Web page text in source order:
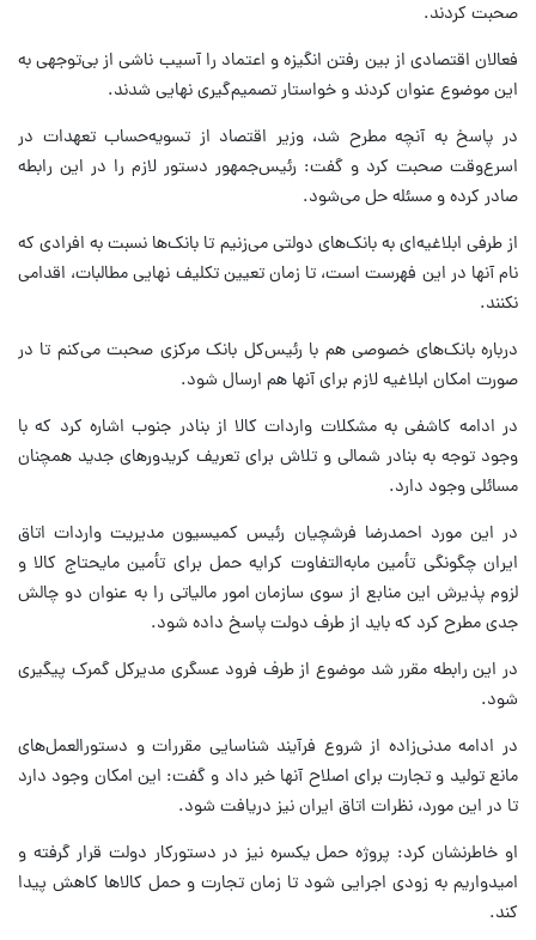
صحبت کردند.
فعالان اقتصادی از بین رفتن انگیزه و اعتماد را آسیب ناشی از بی‌توجهی به
این موضوع عنوان کردند و خواستار تصمیم‌گیری نهایی شدند.
در پاسخ به آنچه مطرح شد، وزیر اقتصاد از تسویه‌حساب تعهدات در
اسرع‌وقت صحبت کرد و گفت: رئیس‌جمهور دستور لازم را در این رابطه
صادر کرده و مسئله حل می‌شود.
از طرفی ابلاغیه‌ای به بانک‌های دولتی می‌زنیم تا بانک‌ها نسبت به افرادی که
نام آنها در این فهرست است، تا زمان تعیین تکلیف نهایی مطالبات، اقدامی
نکنند.
درباره بانک‌های خصوصی هم با رئیس‌کل بانک مرکزی صحبت می‌کنم تا در
صورت امکان ابلاغیه لازم برای آنها هم ارسال شود.
در ادامه کاشفی به مشکلات واردات کالا از بنادر جنوب اشاره کرد که با
وجود توجه به بنادر شمالی و تلاش برای تعریف کریدورهای جدید همچنان
مسائلی وجود دارد.
در این مورد احمدرضا فرشچیان رئیس کمیسیون مدیریت واردات اتاق
ایران چگونگی تأمین مابه‌التفاوت کرایه حمل برای تأمین مایحتاج کالا و
لزوم پذیرش این منابع از سوی سازمان امور مالیاتی را به عنوان دو چالش
جدی مطرح کرد که باید از طرف دولت پاسخ داده شود.
در این رابطه مقرر شد موضوع از طرف فرود عسگری مدیرکل گمرک پیگیری
شود.
در ادامه مدنی‌زاده از شروع فرآیند شناسایی مقررات و دستورالعمل‌های
مانع تولید و تجارت برای اصلاح آنها خبر داد و گفت: این امکان وجود دارد
تا در این مورد، نظرات اتاق ایران نیز دریافت شود.
او خاطرنشان کرد: پروژه حمل یکسره نیز در دستورکار دولت قرار گرفته و
امیدواریم به زودی اجرایی شود تا زمان تجارت و حمل کالاها کاهش پیدا
کند.